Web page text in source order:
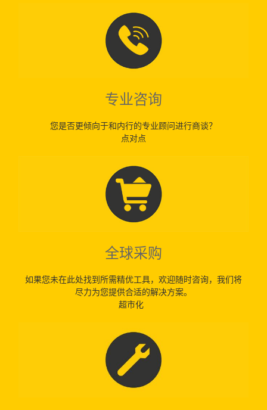
专业咨询
您是否更倾向于和内行的专业顾问进行商谈？
点对点
全球采购
如果您未在此处找到所需精优工具，欢迎随时咨询，我们将
尽力为您提供合适的解决方案。
超市化